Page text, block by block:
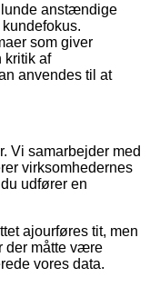
anstændige
som giver
kritik af
anvendes til at
Vi samarbejder med
virksomhedernes
udfører en
ajourføres tit, men
der måtte være
vores data.